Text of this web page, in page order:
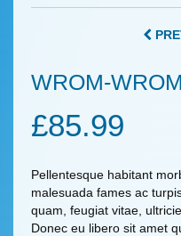
WROM-
£85.99
Pellentesque habitant
malesuada fames ac
quam, feugiat vitae,
Donec eu libero sit amet